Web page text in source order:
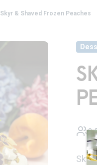
Skyr & Shaved Frozen Peaches
2
Skyr